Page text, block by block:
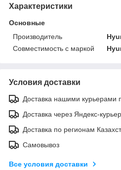
Характеристики
Основные
Производитель
Совместимость с маркой
Условия доставки
Доставка нашими курьерами
Доставка через Яндекс-
Доставка по регионам
Самовывоз
Все условия доставки